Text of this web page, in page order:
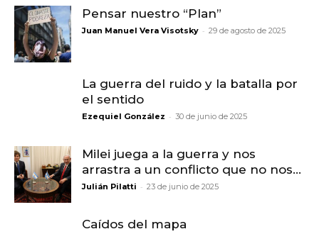
Pensar nuestro “Plan”
Juan Manuel Vera Visotsky - 29 de agosto de 2025
La guerra del ruido y la batalla por
el sentido
Ezequiel González - 30 de junio de 2025
Milei juega a la guerra y nos
arrastra a un conflicto que no nos...
Julián Pilatti - 23 de junio de 2025
Caídos del mapa